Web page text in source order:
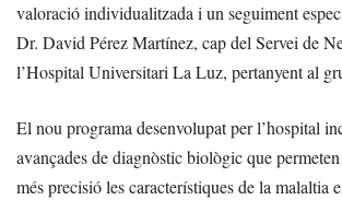
valoració individualitzada i un seguiment
Dr. David Pérez Martínez, cap del Servei de
l’Hospital Universitari La Luz, pertanyent al
El nou programa desenvolupat per l’hospital
avançades de diagnòstic biològic que
més precisió les característiques de la malaltia